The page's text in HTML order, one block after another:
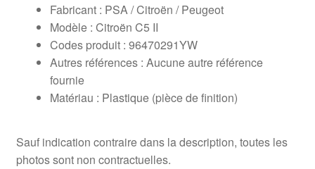
Fabricant : PSA / Citroën / Peugeot
Modèle : Citroën C5 II
Codes produit : 96470291YW
Autres références : Aucune autre référence
fournie
Matériau : Plastique (pièce de finition)
Sauf indication contraire dans la description, toutes les
photos sont non contractuelles.